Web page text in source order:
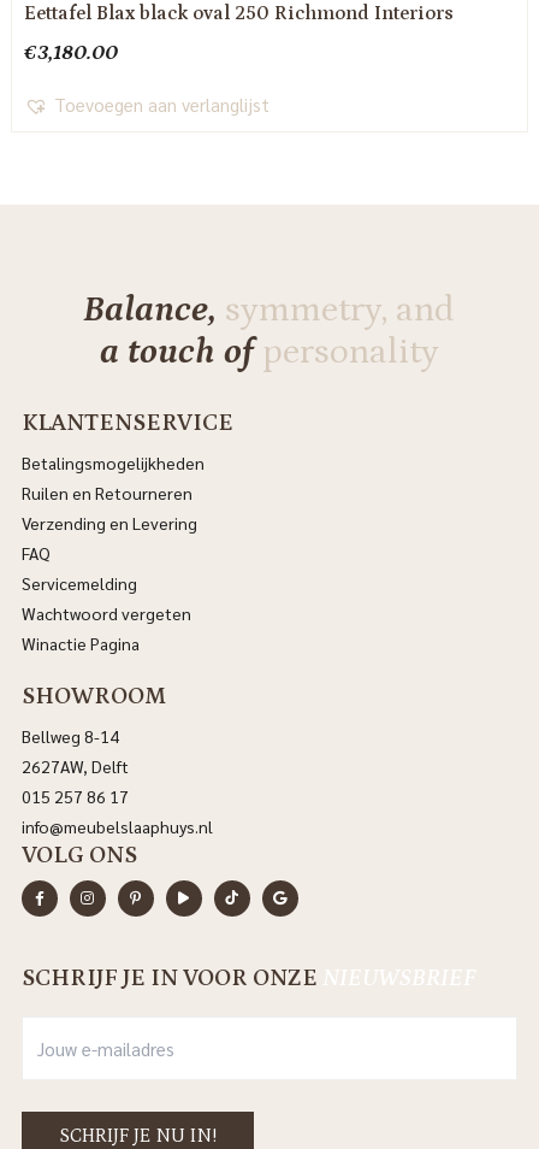
Eettafel Blax black oval 250 Richmond Interiors
€3,180.00
Toevoegen aan verlanglijst
Balance, symmetry, and
a touch ofpersonality
KLANTENSERVICE
Betalingsmogelijkheden
Ruilen en Retourneren
Verzending en Levering
FAQ
Servicemelding
Wachtwoord vergeten
Winactie Pagina
SHOWROOM
Bellweg 8-14
2627AW, Delft
015 257 86 17
info@meubelslaaphuys.nl
VOLG ONS
SCHRIJF JE IN VOOR ONZE NIEUWSBRIEF